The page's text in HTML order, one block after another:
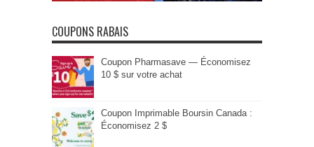
COUPONS RABAIS
Coupon Pharmasave — Économisez
10 $ sur votre achat
Coupon Imprimable Boursin Canada :
Économisez 2 $